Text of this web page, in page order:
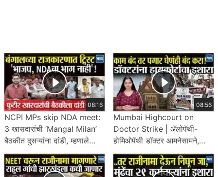
08:16
NCPI MPs skip NDA meet:
3 खासदारांची ‘Mangal Milan’
बैठकीत दुसऱ्यांना दांडी, म्हणाले
‘Not with NDA’
08:56
Mumbai Highcourt on
Doctor Strike | ॲलोपॅथी-
होमिओपॅथी डॉक्टर आमनेसामने,
संपावर हायकोर्टाचा कडक इशारा